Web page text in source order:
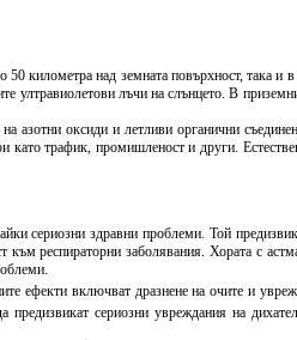
50 километра над земната повърхност,
ултравиолетови лъчи на слънцето. В
азотни оксиди и летливи органични
като трафик, промишленост и други.
сериозни здравни проблеми. Той
респираторни заболявания. Хората с
ефекти включват дразнене на очите и
сериозни увреждания на